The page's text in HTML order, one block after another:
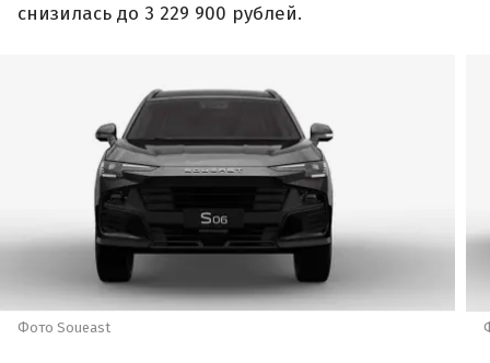
снизилась до 3 229 900 рублей.
Фото Soueast